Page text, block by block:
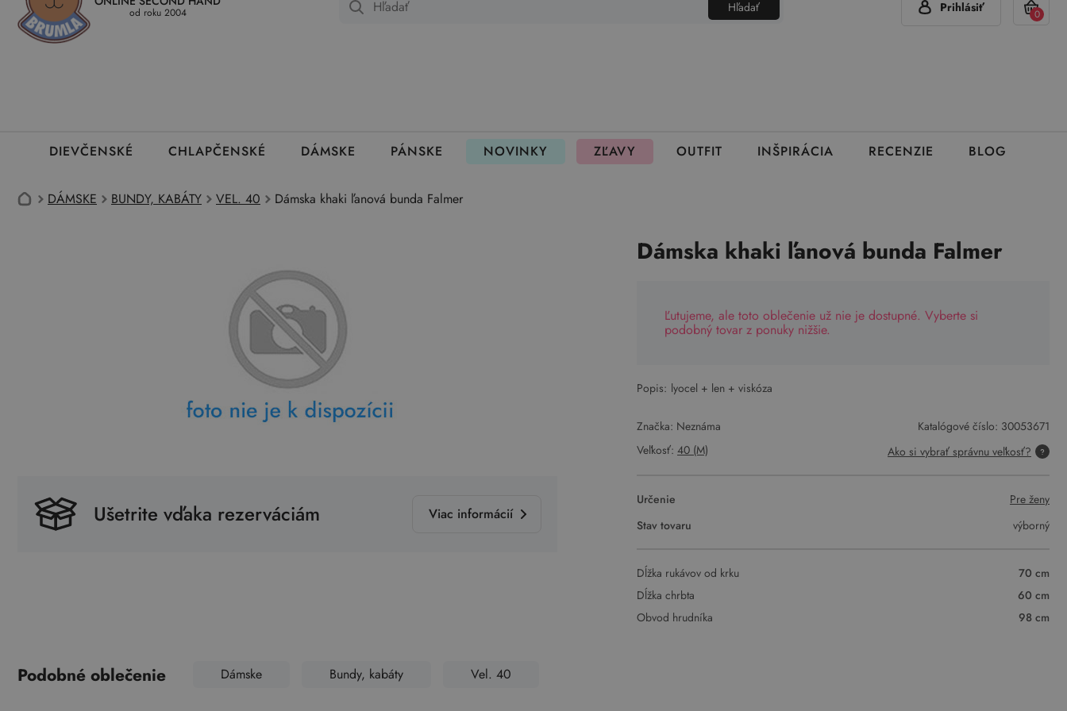
Kedy a ako dostanem tovar Ako môžem vrátiť oblečenie Ako fungujú rezervácie +420 777 319 477 (Pon - Pia 7:00 - 15:00) info@brumla.sk
od roku 2004 Hľadať Prihlásiť 0
DIEVČENSKÉ CHLAPČENSKÉ DÁMSKE PÁNSKE NOVINKY ZĽAVY OUTFIT INŠPIRÁCIA RECENZIE BLOG
DÁMSKE BUNDY, KABÁTY VEL. 40 Dámska khaki ľanová bunda Falmer
Ušetrite vďaka rezerváciám Viac informácií
Dámska khaki ľanová bunda Falmer
Ľutujeme, ale toto oblečenie už nie je dostupné. Vyberte si
podobný tovar z ponuky nižšie.
Popis: lyocel + len + viskóza
Značka: Neznáma Katalógové číslo: 30053671
Veľkosť: 40 (M) Ako si vybrať správnu veľkosť?
Určenie
Pre ženy
Stav tovaru
výborný
Dĺžka rukávov od krku
70 cm
Dĺžka chrbta
60 cm
Obvod hrudníka
98 cm
Podobné oblečenie Dámske Bundy, kabáty Vel. 40